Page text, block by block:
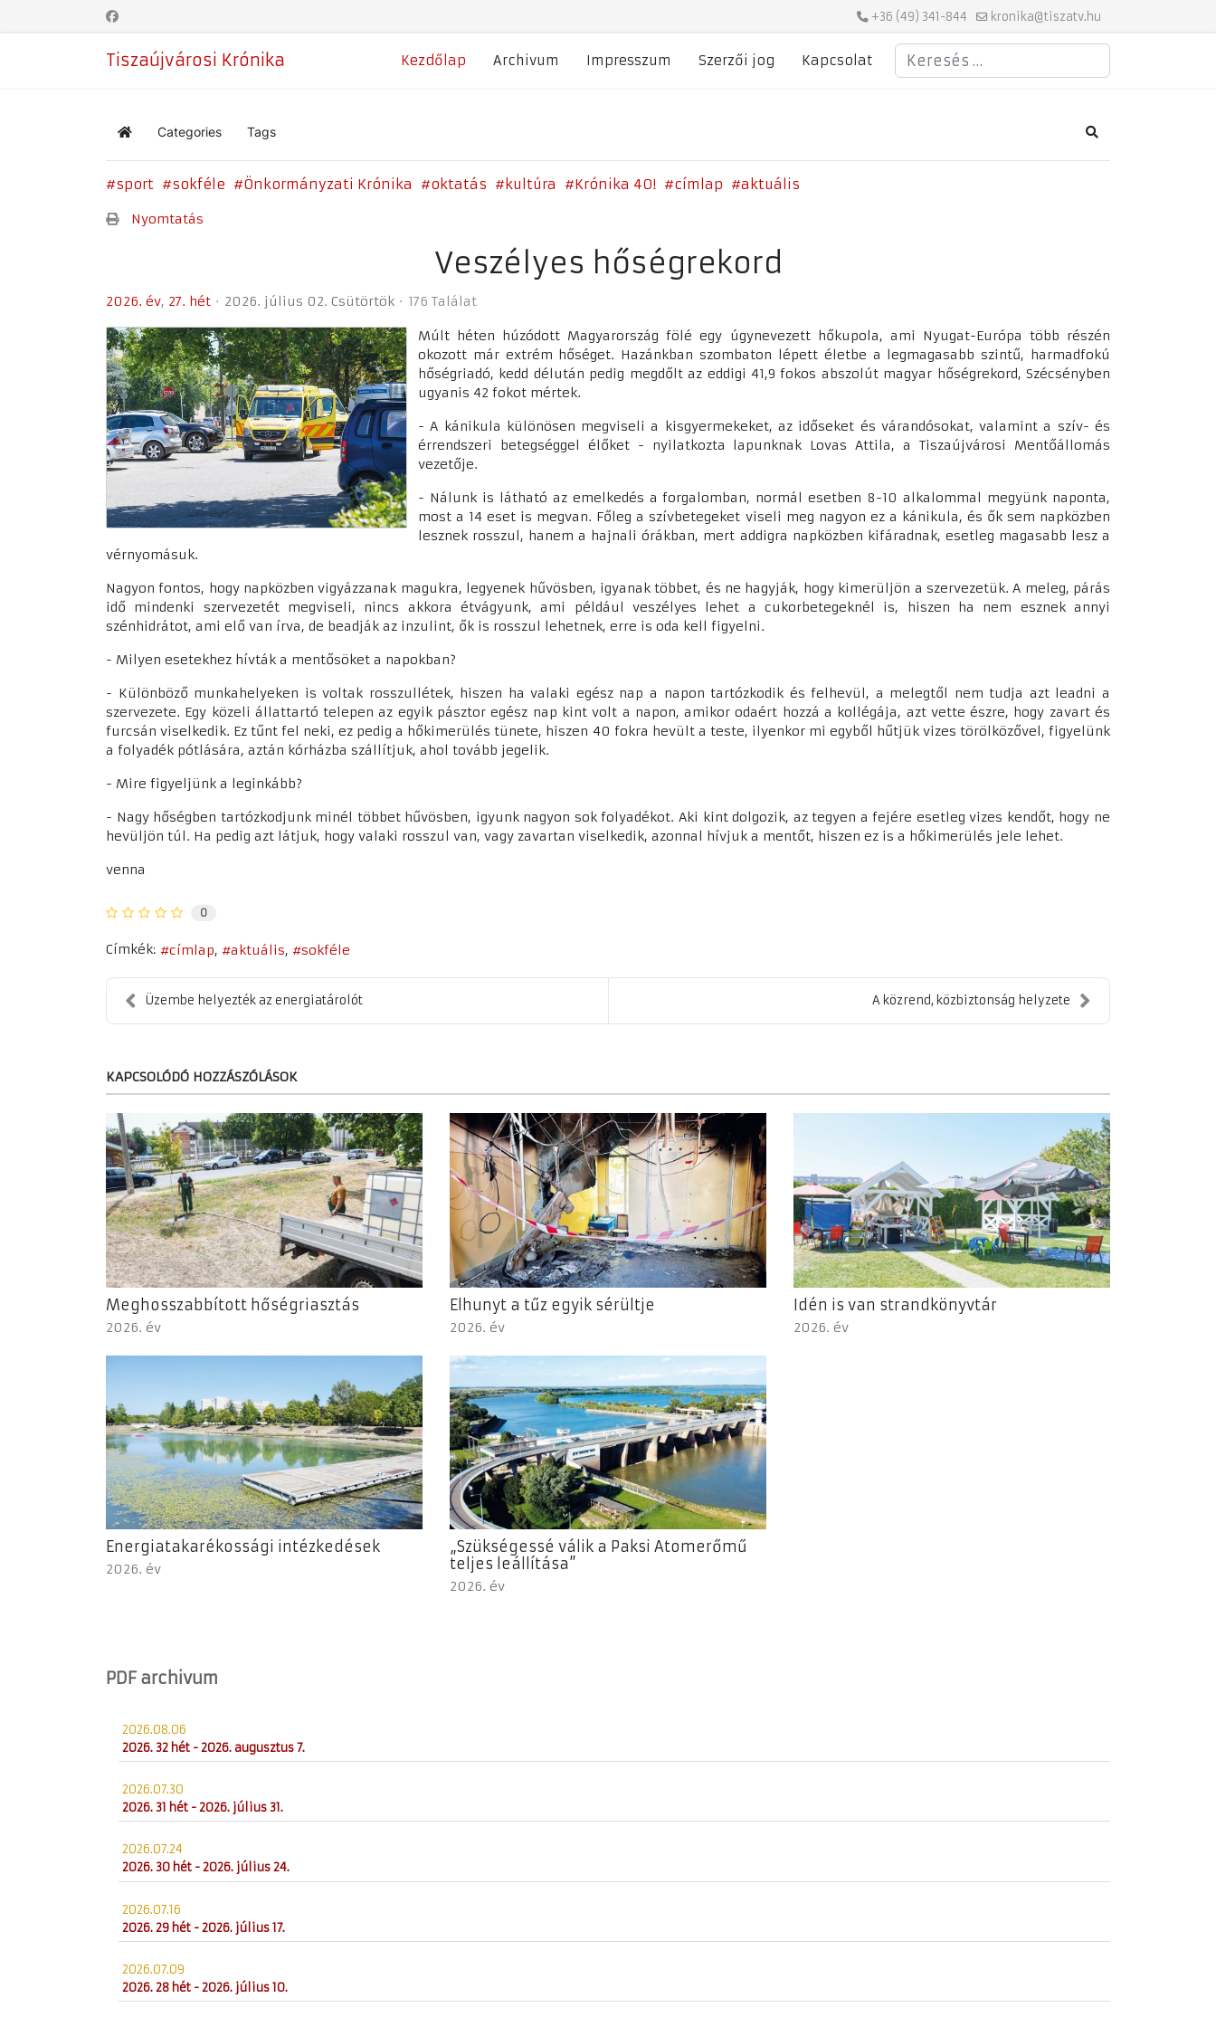
+36 (49) 341-844 kronika@tiszatv.hu
Tiszaújvárosi Krónika Kezdőlap Archivum Impresszum Szerzői jog Kapcsolat
Keresés
Home Categories Tags Search
sport sokféle Önkormányzati Krónika oktatás kultúra Krónika 40! címlap aktuális
Nyomtatás
Veszélyes hőségrekord
2026. év 27. hét 2026. július 02. Csütörtök 176 Találat
Múlt héten húzódott Magyarország fölé egy úgynevezett hőkupola, ami Nyugat-Európa több részén
okozott már extrém hőséget. Hazánkban szombaton lépett életbe a legmagasabb szintű, harmadfokú
hőségriadó, kedd délután pedig megdőlt az eddigi 41,9 fokos abszolút magyar hőségrekord, Szécsényben
ugyanis 42 fokot mértek.
- A kánikula különösen megviseli a kisgyermekeket, az időseket és várandósokat, valamint a szív- és
érrendszeri betegséggel élőket - nyilatkozta lapunknak Lovas Attila, a Tiszaújvárosi Mentőállomás
vezetője.
- Nálunk is látható az emelkedés a forgalomban, normál esetben 8-10 alkalommal megyünk naponta,
most a 14 eset is megvan. Főleg a szívbetegeket viseli meg nagyon ez a kánikula, és ők sem napközben
lesznek rosszul, hanem a hajnali órákban, mert addigra napközben kifáradnak, esetleg magasabb lesz a
vérnyomásuk.
Nagyon fontos, hogy napközben vigyázzanak magukra, legyenek hűvösben, igyanak többet, és ne hagyják, hogy kimerüljön a szervezetük. A meleg, párás
idő mindenki szervezetét megviseli, nincs akkora étvágyunk, ami például veszélyes lehet a cukorbetegeknél is, hiszen ha nem esznek annyi
szénhidrátot, ami elő van írva, de beadják az inzulint, ők is rosszul lehetnek, erre is oda kell figyelni.
- Milyen esetekhez hívták a mentősöket a napokban?
- Különböző munkahelyeken is voltak rosszullétek, hiszen ha valaki egész nap a napon tartózkodik és felhevül, a melegtől nem tudja azt leadni a
szervezete. Egy közeli állattartó telepen az egyik pásztor egész nap kint volt a napon, amikor odaért hozzá a kollégája, azt vette észre, hogy zavart és
furcsán viselkedik. Ez tűnt fel neki, ez pedig a hőkimerülés tünete, hiszen 40 fokra hevült a teste, ilyenkor mi egyből hűtjük vizes törölközővel, figyelünk
a folyadék pótlására, aztán kórházba szállítjuk, ahol tovább jegelik.
- Mire figyeljünk a leginkább?
- Nagy hőségben tartózkodjunk minél többet hűvösben, igyunk nagyon sok folyadékot. Aki kint dolgozik, az tegyen a fejére esetleg vizes kendőt, hogy ne
hevüljön túl. Ha pedig azt látjuk, hogy valaki rosszul van, vagy zavartan viselkedik, azonnal hívjuk a mentőt, hiszen ez is a hőkimerülés jele lehet.
venna
0
Címkék: címlap aktuális sokféle
Üzembe helyezték az energiatárolót A közrend, közbiztonság helyzete
KAPCSOLÓDÓ HOZZÁSZÓLÁSOK
Meghosszabbított hőségriasztás
2026. év
Elhunyt a tűz egyik sérültje
2026. év
Idén is van strandkönyvtár
2026. év
Energiatakarékossági intézkedések
2026. év
„Szükségessé válik a Paksi Atomerőmű
teljes leállítása”
2026. év
PDF archivum
2026.08.06
2026. 32 hét - 2026. augusztus 7.
2026.07.30
2026. 31 hét - 2026. július 31.
2026.07.24
2026. 30 hét - 2026. július 24.
2026.07.16
2026. 29 hét - 2026. július 17.
2026.07.09
2026. 28 hét - 2026. július 10.